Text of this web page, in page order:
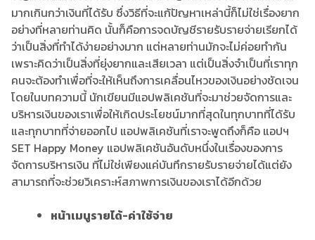
หน้าเมนูรายได้-ค่าใช้จ่าย